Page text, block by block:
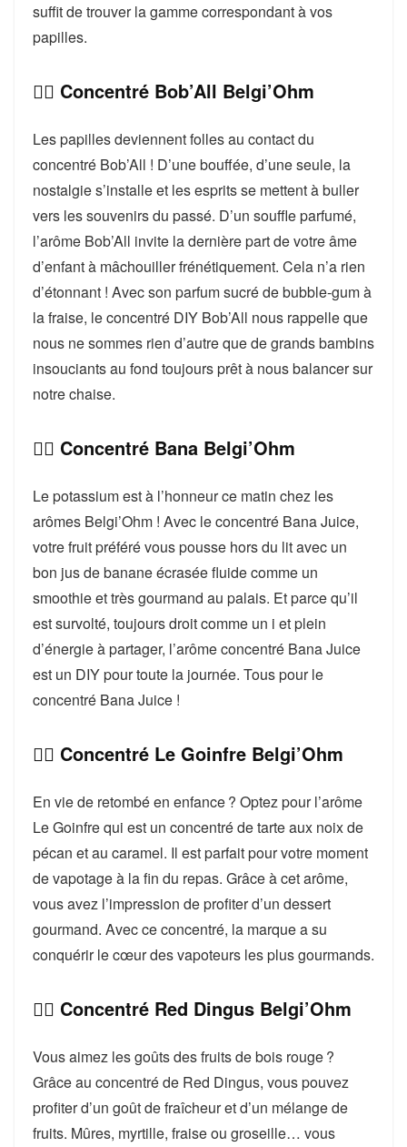
suffit de trouver la gamme correspondant à vos
papilles.
👉🏻 Concentré Bob’All Belgi’Ohm
Les papilles deviennent folles au contact du
concentré Bob’All ! D’une bouffée, d’une seule, la
nostalgie s’installe et les esprits se mettent à buller
vers les souvenirs du passé. D’un souffle parfumé,
l’arôme Bob’All invite la dernière part de votre âme
d’enfant à mâchouiller frénétiquement. Cela n’a rien
d’étonnant ! Avec son parfum sucré de bubble-gum à
la fraise, le concentré DIY Bob’All nous rappelle que
nous ne sommes rien d’autre que de grands bambins
insouciants au fond toujours prêt à nous balancer sur
notre chaise.
👉🏻 Concentré Bana Belgi’Ohm
Le potassium est à l’honneur ce matin chez les
arômes Belgi’Ohm ! Avec le concentré Bana Juice,
votre fruit préféré vous pousse hors du lit avec un
bon jus de banane écrasée fluide comme un
smoothie et très gourmand au palais. Et parce qu’il
est survolté, toujours droit comme un i et plein
d’énergie à partager, l’arôme concentré Bana Juice
est un DIY pour toute la journée. Tous pour le
concentré Bana Juice !
👉🏻 Concentré Le Goinfre Belgi’Ohm
En vie de retombé en enfance ? Optez pour l’arôme
Le Goinfre qui est un concentré de tarte aux noix de
pécan et au caramel. Il est parfait pour votre moment
de vapotage à la fin du repas. Grâce à cet arôme,
vous avez l’impression de profiter d’un dessert
gourmand. Avec ce concentré, la marque a su
conquérir le cœur des vapoteurs les plus gourmands.
👉🏻 Concentré Red Dingus Belgi’Ohm
Vous aimez les goûts des fruits de bois rouge ?
Grâce au concentré de Red Dingus, vous pouvez
profiter d’un goût de fraîcheur et d’un mélange de
fruits. Mûres, myrtille, fraise ou groseille… vous